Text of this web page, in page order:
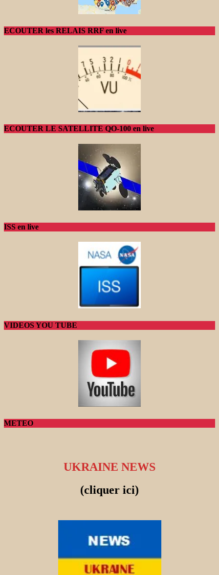
ECOUTER les RELAIS RRF en live
ECOUTER LE SATELLITE QO-100 en live
ISS en live
VIDEOS YOU TUBE
METEO
UKRAINE NEWS
(cliquer ici)